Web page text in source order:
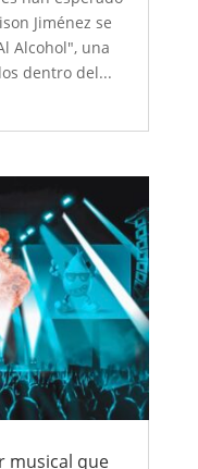
Jiménez se
Alcohol", una
dentro del...
musical que